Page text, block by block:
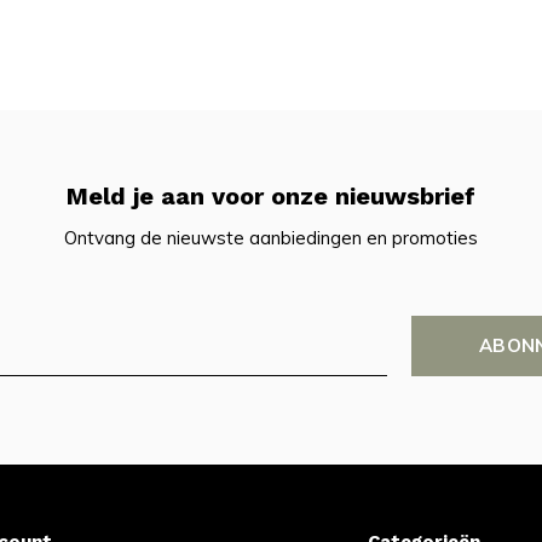
Meld je aan voor onze nieuwsbrief
Ontvang de nieuwste aanbiedingen en promoties